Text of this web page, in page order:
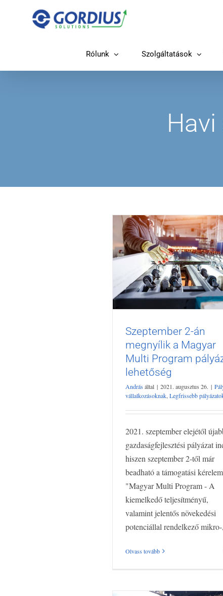
Rólunk Szolgáltatások
Szeptember 2-án
a Magyar Multi
pályázati lehetőség
Pályázat vállalkozásoknak
pályázatok
Szeptember 2-án
megnyílik a Magyar
Multi Program
lehetőség
Andrásáltal | 2021. augusztus 26. |
vállalkozásoknak Legfrissebb
2021. szeptember elejétől
gazdaságfejlesztési pályázat
hiszen szeptember 2-től már
beadható a támogatási
"Magyar Multi Program - A
kiemelkedő teljesítményű,
valamint jelentős növekedési
potenciállal rendelkező
Olvass tovább